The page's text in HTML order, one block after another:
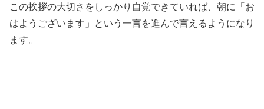
この挨拶の大切さをしっかり自覚できていれば、朝に「お
はようございます」という一言を進んで言えるようになり
ます。